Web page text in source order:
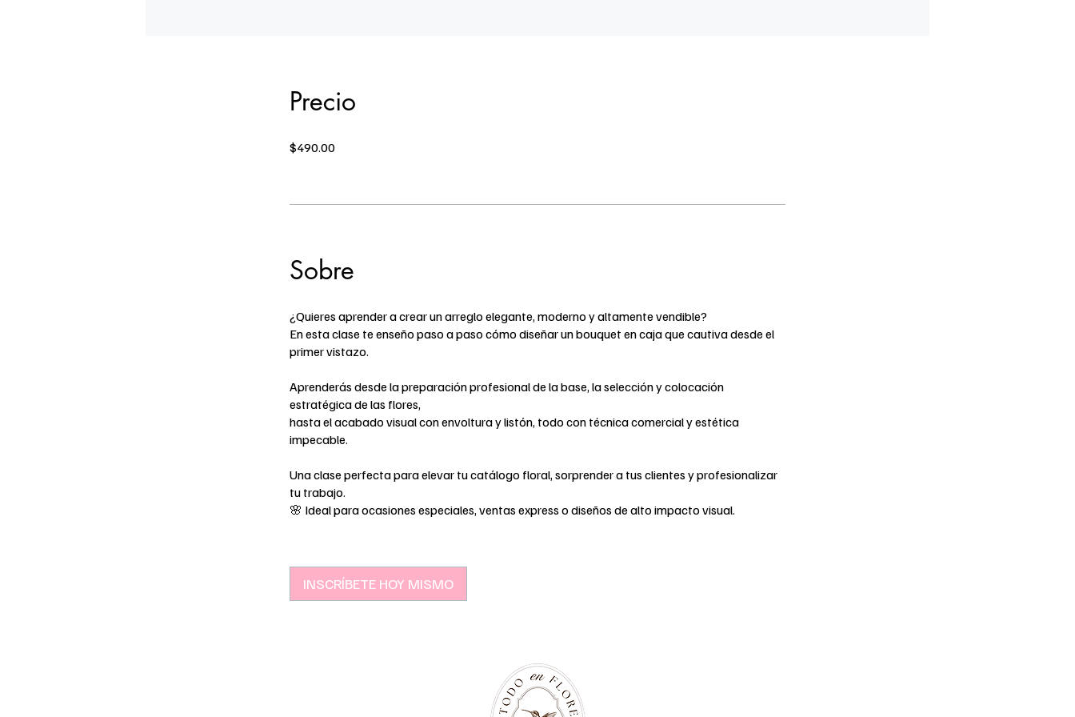
Precio
$490.00
Sobre
¿Quieres aprender a crear un arreglo elegante, moderno y altamente vendible?
En esta clase te enseño paso a paso cómo diseñar un bouquet en caja que cautiva desde el
primer vistazo.
Aprenderás desde la preparación profesional de la base, la selección y colocación
estratégica de las flores,
hasta el acabado visual con envoltura y listón, todo con técnica comercial y estética
impecable.
Una clase perfecta para elevar tu catálogo floral, sorprender a tus clientes y profesionalizar
tu trabajo.
🌸 Ideal para ocasiones especiales, ventas express o diseños de alto impacto visual.
INSCRÍBETE HOY MISMO